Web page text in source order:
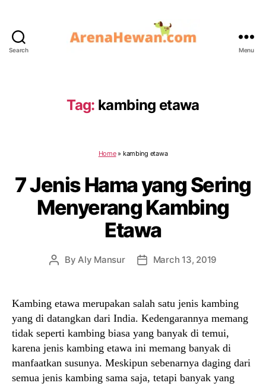
Search Menu
Tag: kambing etawa
Home» kambing etawa
7 Jenis Hama yang Sering
Menyerang Kambing
Etawa
PostByAly Mansur
PostMarch 13, 2019
Kambing etawa merupakan salah satu jenis kambing
yang di datangkan dari India. Kedengarannya memang
tidak seperti kambing biasa yang banyak di temui,
karena jenis kambing etawa ini memang banyak di
manfaatkan susunya. Meskipun sebenarnya daging dari
semua jenis kambing sama saja, tetapi banyak yang